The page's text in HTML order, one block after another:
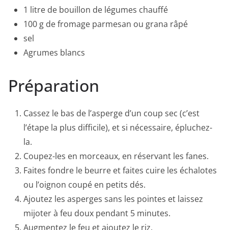
1 litre de bouillon de légumes chauffé
100 g de fromage parmesan ou grana râpé
sel
Agrumes blancs
Préparation
Cassez le bas de l’asperge d’un coup sec (c’est
l’étape la plus difficile), et si nécessaire, épluchez-
la.
Coupez-les en morceaux, en réservant les fanes.
Faites fondre le beurre et faites cuire les échalotes
ou l’oignon coupé en petits dés.
Ajoutez les asperges sans les pointes et laissez
mijoter à feu doux pendant 5 minutes.
Augmentez le feu et ajoutez le riz.